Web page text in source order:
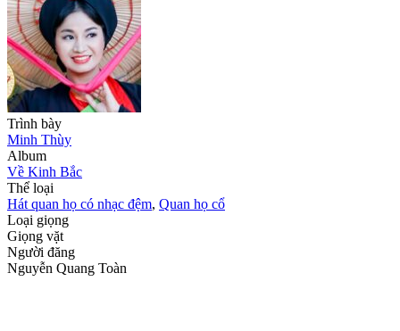
Trình bày
Minh Thùy
Album
Về Kinh Bắc
Thể loại
Hát quan họ có nhạc đệm, Quan họ cổ
Loại giọng
Giọng vặt
Người đăng
Nguyễn Quang Toàn